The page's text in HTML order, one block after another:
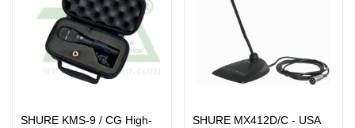
SHURE KMS-9 / CG High-
SHURE MX412D/C - USA